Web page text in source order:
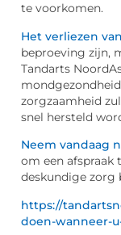
te voorkomen.
Het verliezen
beproeving zijn,
Tandarts
zorgzaamheid
snel hersteld
Neem vandaag
om een afspraak
deskundige zorg
https://
doen-wanneer-